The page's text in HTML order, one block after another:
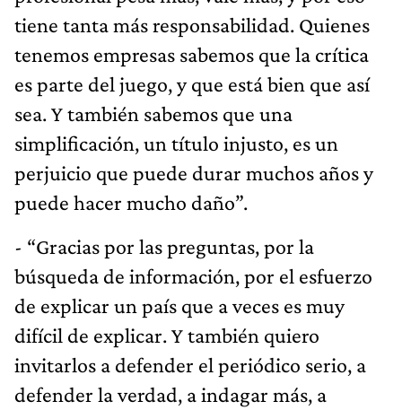
tiene tanta más responsabilidad. Quienes
tenemos empresas sabemos que la crítica
es parte del juego, y que está bien que así
sea. Y también sabemos que una
simplificación, un título injusto, es un
perjuicio que puede durar muchos años y
puede hacer mucho daño”.
- “Gracias por las preguntas, por la
búsqueda de información, por el esfuerzo
de explicar un país que a veces es muy
difícil de explicar. Y también quiero
invitarlos a defender el periódico serio, a
defender la verdad, a indagar más, a